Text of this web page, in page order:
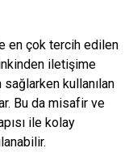
en çok tercih edilen
iletişime
kullanılan
Bu da misafir ve
ile kolay